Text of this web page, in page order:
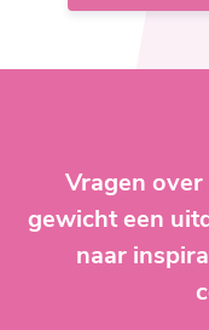
Vragen over
gewicht een
naar